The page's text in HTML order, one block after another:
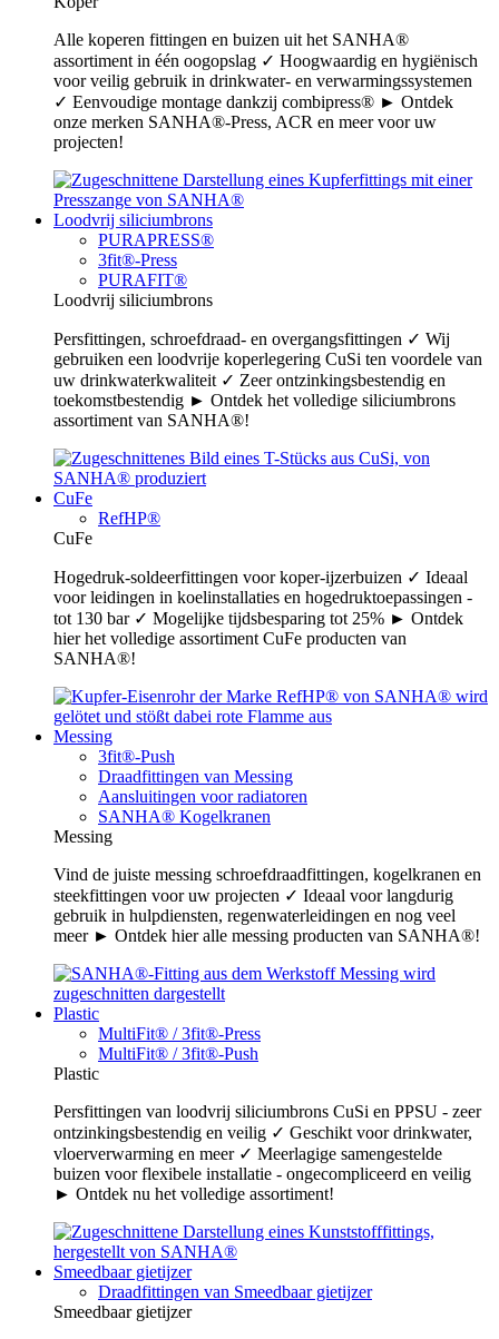
Alle koperen fittingen en buizen uit het SANHA®
assortiment in één oogopslag ✓ Hoogwaardig en hygiënisch
voor veilig gebruik in drinkwater- en verwarmingssystemen
✓ Eenvoudige montage dankzij combipress® ► Ontdek
onze merken SANHA®-Press, ACR en meer voor uw
projecten!
Loodvrij siliciumbrons
PURAPRESS®
3fit®-Press
PURAFIT®
Loodvrij siliciumbrons
Persfittingen, schroefdraad- en overgangsfittingen ✓ Wij
gebruiken een loodvrije koperlegering CuSi ten voordele van
uw drinkwaterkwaliteit ✓ Zeer ontzinkingsbestendig en
toekomstbestendig ► Ontdek het volledige siliciumbrons
assortiment van SANHA®!
CuFe
RefHP®
CuFe
Hogedruk-soldeerfittingen voor koper-ijzerbuizen ✓ Ideaal
voor leidingen in koelinstallaties en hogedruktoepassingen -
tot 130 bar ✓ Mogelijke tijdsbesparing tot 25% ► Ontdek
hier het volledige assortiment CuFe producten van
SANHA®!
Messing
3fit®-Push
Draadfittingen van Messing
Aansluitingen voor radiatoren
SANHA® Kogelkranen
Messing
Vind de juiste messing schroefdraadfittingen, kogelkranen en
steekfittingen voor uw projecten ✓ Ideaal voor langdurig
gebruik in hulpdiensten, regenwaterleidingen en nog veel
meer ► Ontdek hier alle messing producten van SANHA®!
Plastic
MultiFit® / 3fit®-Press
MultiFit® / 3fit®-Push
Plastic
Persfittingen van loodvrij siliciumbrons CuSi en PPSU - zeer
ontzinkingsbestendig en veilig ✓ Geschikt voor drinkwater,
vloerverwarming en meer ✓ Meerlagige samengestelde
buizen voor flexibele installatie - ongecompliceerd en veilig
► Ontdek nu het volledige assortiment!
Smeedbaar gietijzer
Draadfittingen van Smeedbaar gietijzer
Smeedbaar gietijzer